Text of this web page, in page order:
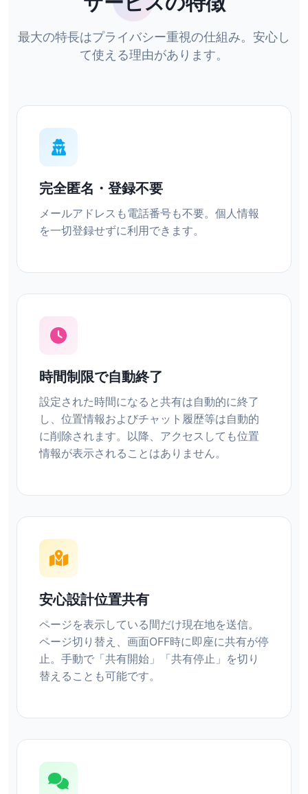
最大の特長はプライバシー重視の仕組み。安心し
て使える理由があります。
完全匿名・登録不要
メールアドレスも電話番号も不要。個人情報
を一切登録せずに利用できます。
時間制限で自動終了
設定された時間になると共有は自動的に終了
し、位置情報およびチャット履歴等は自動的
に削除されます。以降、アクセスしても位置
情報が表示されることはありません。
安心設計位置共有
ページを表示している間だけ現在地を送信。
ページ切り替え、画面OFF時に即座に共有が停
止。手動で「共有開始」「共有停止」を切り
替えることも可能です。